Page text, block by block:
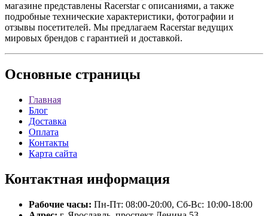
магазине представлены Racerstar с описаниями, а также
подробные технические характеристики, фотографии и
отзывы посетителей. Мы предлагаем Racerstar ведущих
мировых брендов с гарантией и доставкой.
Основные страницы
Главная
Блог
Доставка
Оплата
Контакты
Карта сайта
Контактная информация
Рабочие часы: Пн-Пт: 08:00-20:00, Сб-Вс: 10:00-18:00